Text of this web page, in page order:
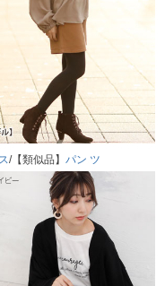
/【類似品】 パン ツ